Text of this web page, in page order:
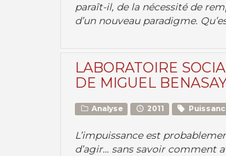
paraît-il, de la nécessité de
d’un nouveau paradigme.
LABORATOIRE
DE MIGUEL
Analyse 2011
L’impuissance est
d’agir... sans savoir comment